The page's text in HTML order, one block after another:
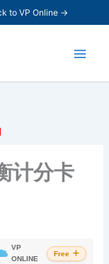
to VP Online →
计分卡
VP
ONLINE
Free